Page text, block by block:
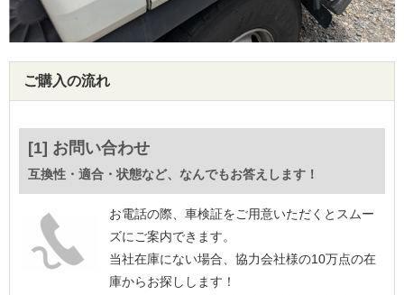
ご購入の流れ
[1] お問い合わせ
互換性・適合・状態など、なんでもお答えします！
お電話の際、車検証をご用意いただくとスムー
ズにご案内できます。
当社在庫にない場合、協力会社様の10万点の在
庫からお探しします！